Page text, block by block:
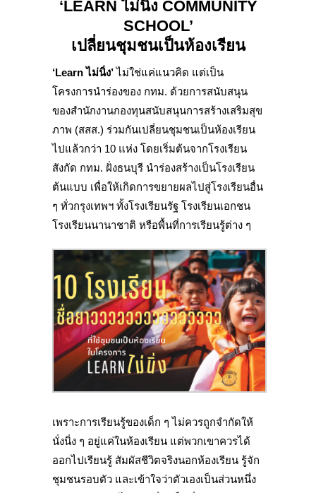
‘LEARN ไม่นิ่ง COMMUNITY
SCHOOL’
เปลี่ยนชุมชนเป็นห้องเรียน
‘Learn ไม่นิ่ง’ไม่ใช่แค่แนวคิด แต่เป็น
โครงการนำร่องของ กทม. ด้วยการสนับสนุน
ของสำนักงานกองทุนสนับสนุนการสร้างเสริมสุข
ภาพ (สสส.) ร่วมกันเปลี่ยนชุมชนเป็นห้องเรียน
ไปแล้วกว่า 10 แห่ง โดยเริ่มต้นจากโรงเรียน
สังกัด กทม. ฝั่งธนบุรี นำร่องสร้างเป็นโรงเรียน
ต้นแบบ เพื่อให้เกิดการขยายผลไปสู่โรงเรียนอื่น
ๆ ทั่วกรุงเทพฯ ทั้งโรงเรียนรัฐ โรงเรียนเอกชน
โรงเรียนนานาชาติ หรือพื้นที่การเรียนรู้ต่าง ๆ
เพราะการเรียนรู้ของเด็ก ๆ ไม่ควรถูกจำกัดให้
นั่งนิ่ง ๆ อยู่แค่ในห้องเรียน แต่พวกเขาควรได้
ออกไปเรียนรู้ สัมผัสชีวิตจริงนอกห้องเรียน รู้จัก
ชุมชนรอบตัว และเข้าใจว่าตัวเองเป็นส่วนหนึ่ง